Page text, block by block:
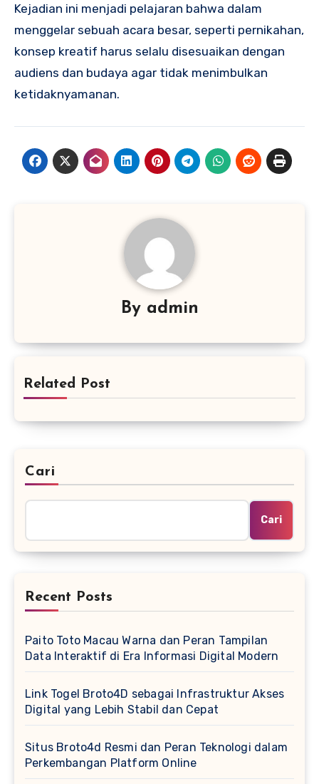
Kejadian ini menjadi pelajaran bahwa dalam
menggelar sebuah acara besar, seperti pernikahan,
konsep kreatif harus selalu disesuaikan dengan
audiens dan budaya agar tidak menimbulkan
ketidaknyamanan.
By admin
Related Post
Cari
Cari
Recent Posts
Paito Toto Macau Warna dan Peran Tampilan
Data Interaktif di Era Informasi Digital Modern
Link Togel Broto4D sebagai Infrastruktur Akses
Digital yang Lebih Stabil dan Cepat
Situs Broto4d Resmi dan Peran Teknologi dalam
Perkembangan Platform Online